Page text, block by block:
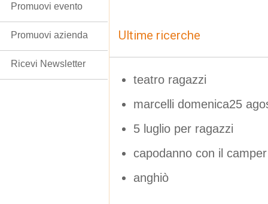
Ultime ricerche
teatro ragazzi
marcelli domenica25
5 luglio per ragazzi
capodanno con il
anghiò
Promuovi evento
Promuovi azienda
Ricevi Newsletter